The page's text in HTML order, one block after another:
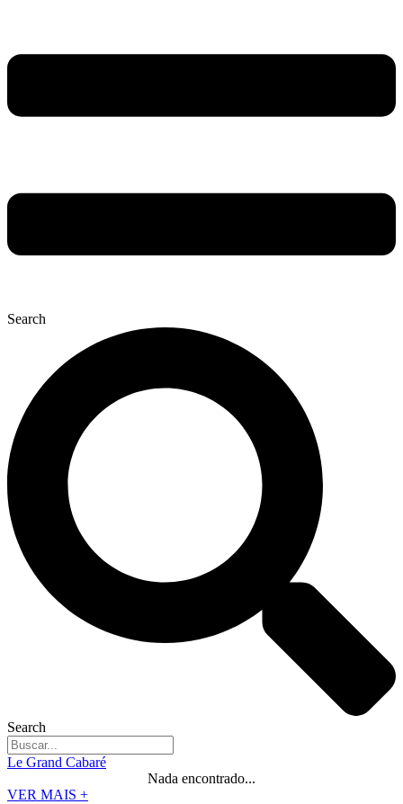
Search
Search
Le Grand Cabaré
Nada encontrado...
VER MAIS +